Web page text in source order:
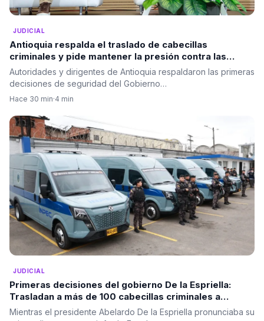
JUDICIAL
Antioquia respalda el traslado de cabecillas
criminales y pide mantener la presión contra las
estructuras ilegales
Autoridades y dirigentes de Antioquia respaldaron las primeras
decisiones de seguridad del Gobierno…
Hace 30 min·4 min
JUDICIAL
Primeras decisiones del gobierno De la Espriella:
Trasladan a más de 100 cabecillas criminales a
cárceles de máxima seguridad
Mientras el presidente Abelardo De la Espriella pronunciaba su